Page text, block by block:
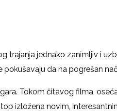
trajanja jednako zanimljiv i
pokušavaju da na pogrešan
Tokom čitavog filma,
izložena novim,